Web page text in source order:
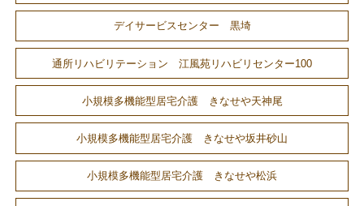
デイサービスセンター 黒埼
通所リハビリテーション 江風苑リハビリセンター100
小規模多機能型居宅介護 きなせや天神尾
小規模多機能型居宅介護 きなせや坂井砂山
小規模多機能型居宅介護 きなせや松浜